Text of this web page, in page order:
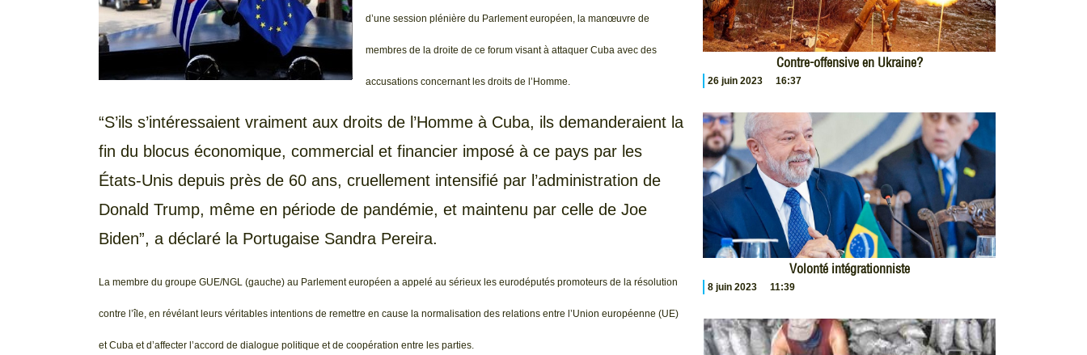
d’une session plénière du Parlement européen, la manœuvre de
membres de la droite de ce forum visant à attaquer Cuba avec des
accusations concernant les droits de l’Homme.
“S’ils s’intéressaient vraiment aux droits de l’Homme à Cuba, ils demanderaient la
fin du blocus économique, commercial et financier imposé à ce pays par les
États-Unis depuis près de 60 ans, cruellement intensifié par l’administration de
Donald Trump, même en période de pandémie, et maintenu par celle de Joe
Biden”, a déclaré la Portugaise Sandra Pereira.
La membre du groupe GUE/NGL (gauche) au Parlement européen a appelé au sérieux les eurodéputés promoteurs de la résolution
contre l’île, en révélant leurs véritables intentions de remettre en cause la normalisation des relations entre l’Union européenne (UE)
et Cuba et d’affecter l’accord de dialogue politique et de coopération entre les parties.
Contre-offensive en Ukraine?
26 juin 2023 16:37
Volonté intégrationniste
8 juin 2023 11:39